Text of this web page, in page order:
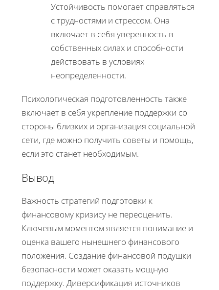
Устойчивость помогает справляться
с трудностями и стрессом. Она
включает в себя уверенность в
собственных силах и способности
действовать в условиях
неопределенности.
Психологическая подготовленность также
включает в себя укрепление поддержки со
стороны близких и организация социальной
сети, где можно получить советы и помощь,
если это станет необходимым.
Вывод
Важность стратегий подготовки к
финансовому кризису не переоценить.
Ключевым моментом является понимание и
оценка вашего нынешнего финансового
положения. Создание финансовой подушки
безопасности может оказать мощную
поддержку. Диверсификация источников